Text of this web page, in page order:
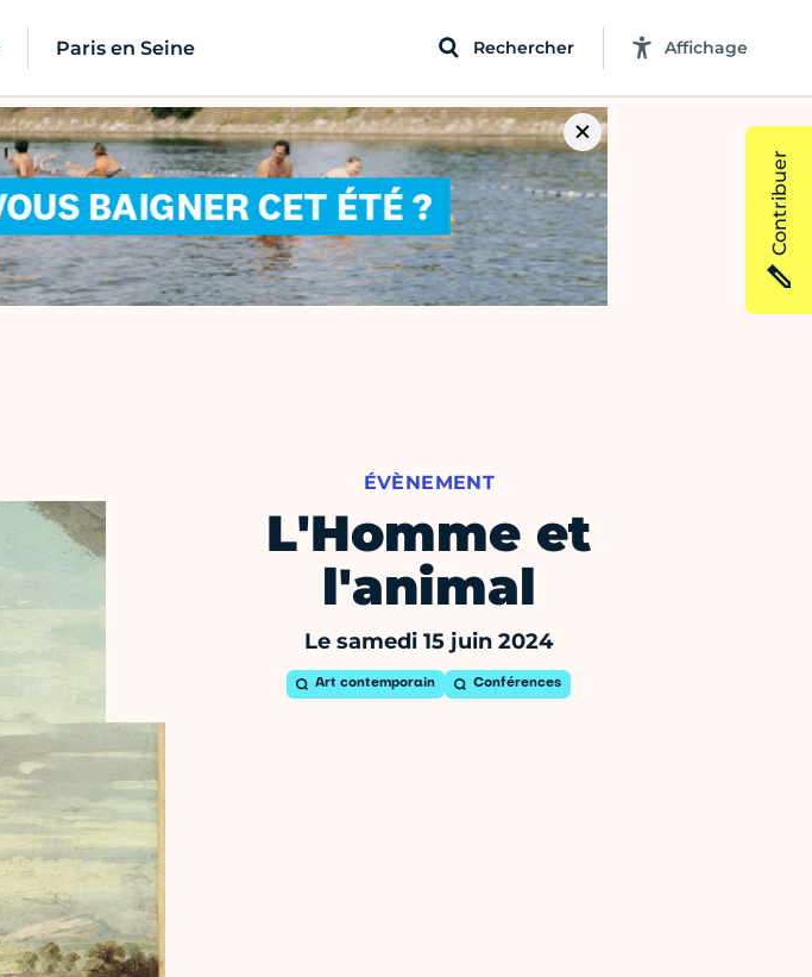
Paris en Seine Rechercher Affichage
ÉVÈNEMENT
L'Homme et
l'animal
Le samedi 15 juin 2024
Art contemporain Conférences
Contribuer